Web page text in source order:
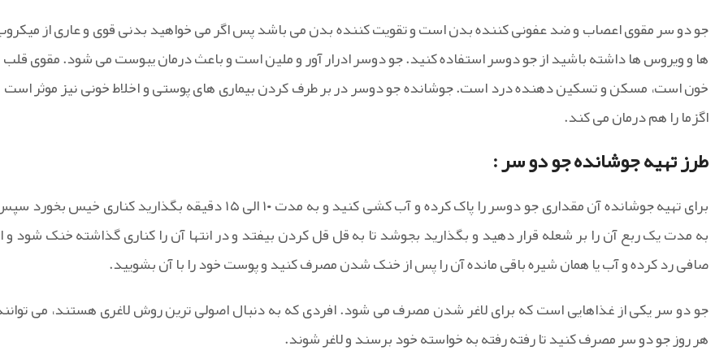
جو دو سر مقوی اعصاب و ضد عفونی کننده بدن است و تقویت کننده بدن می باشد پس اگر می خواهید بدنی قوی و عاری از
ها و ویروس ها داشته باشید از جو دوسر استفاده کنید. جو دوسر ادرار آور و ملین است و باعث درمان یبوست می شود. مقوی
خون است، مسکن و تسکین دهنده درد است. جوشانده جو دوسر در بر طرف کردن بیماری های پوستی و اخلاط خونی نیز موثر
اگزما را هم درمان می کند.
طرز تهیه جوشانده جو دو سر :
برای تهیه جوشانده آن مقداری جو دوسر را پاک کرده و آب کشی کنید و به مدت ۱۰ الی ۱۵ دقیقه بگذارید کناری خیس
به مدت یک ربع آن را بر شعله قرار دهید و بگذارید بجوشد تا به قل قل کردن بیفتد و در انتها آن را کناری گذاشته خنک شود و
صافی رد کرده و آب یا همان شیره باقی مانده آن را پس از خنک شدن مصرف کنید و پوست خود را با آن بشویید.
جو دو سر یکی از غذاهایی است که برای لاغر شدن مصرف می شود. افردی که به دنبال اصولی ترین روش لاغری هستند، می
هر روز جو دو سر مصرف کنید تا رفته رفته به خواسته خود برسند و لاغر شوند.